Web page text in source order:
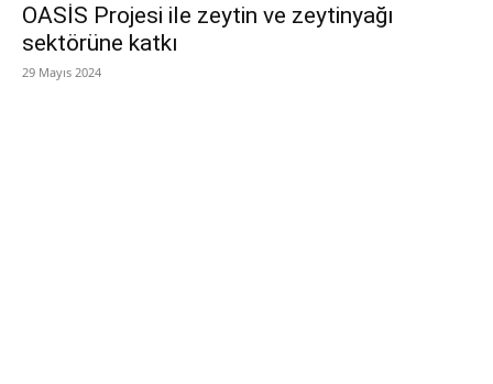
OASİS Projesi ile zeytin ve zeytinyağı
sektörüne katkı
29 Mayıs 2024